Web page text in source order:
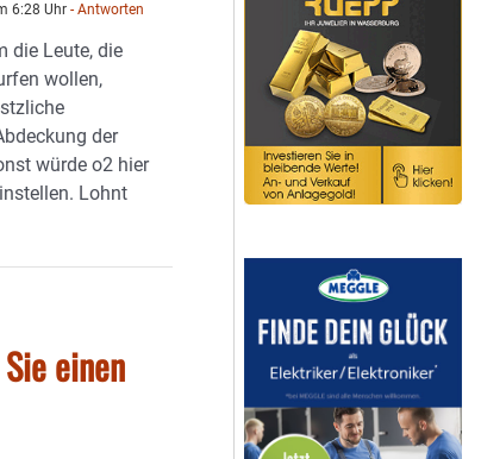
6:28 Uhr - Antworten
die Leute, die
wollen,
der
würde o2 hier
Lohnt
einen